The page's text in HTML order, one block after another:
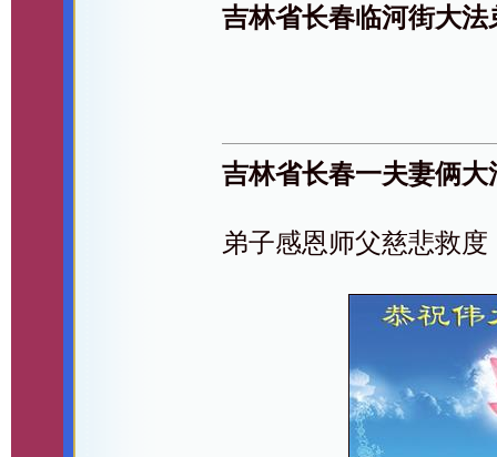
吉林省长春临河街大
吉林省长春一夫妻俩
弟子感恩师父慈悲救度